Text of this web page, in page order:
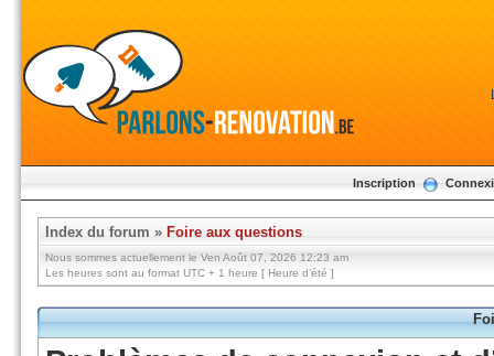
Inscription
Index du forum » Foire aux questions
Nous sommes actuellement le Ven Août 07, 2026 12:23 am
Les heures sont au format UTC + 1 heure [ Heure d’été ]